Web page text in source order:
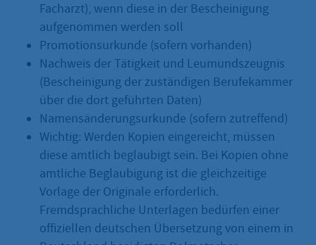
Facharzt), wenn diese in der Bescheinigung
aufgenommen werden soll
Promotionsurkunde (sofern vorhanden)
Nachweis der Tätigkeit und Leumundszeugnis
(Bescheinigung der zuständigen Berufekammer
über die dort geführten Daten)
Namensänderungsurkunde (sofern zutreffend)
Wichtig: Werden Kopien eingereicht, müssen
diese amtlich beglaubigt sein. Bei Kopien ohne
amtliche Beglaubigung ist die gleichzeitige
Vorlage der Originale erforderlich.
Fremdsprachliche Unterlagen bedürfen einer
offiziellen deutschen Übersetzung von einem in